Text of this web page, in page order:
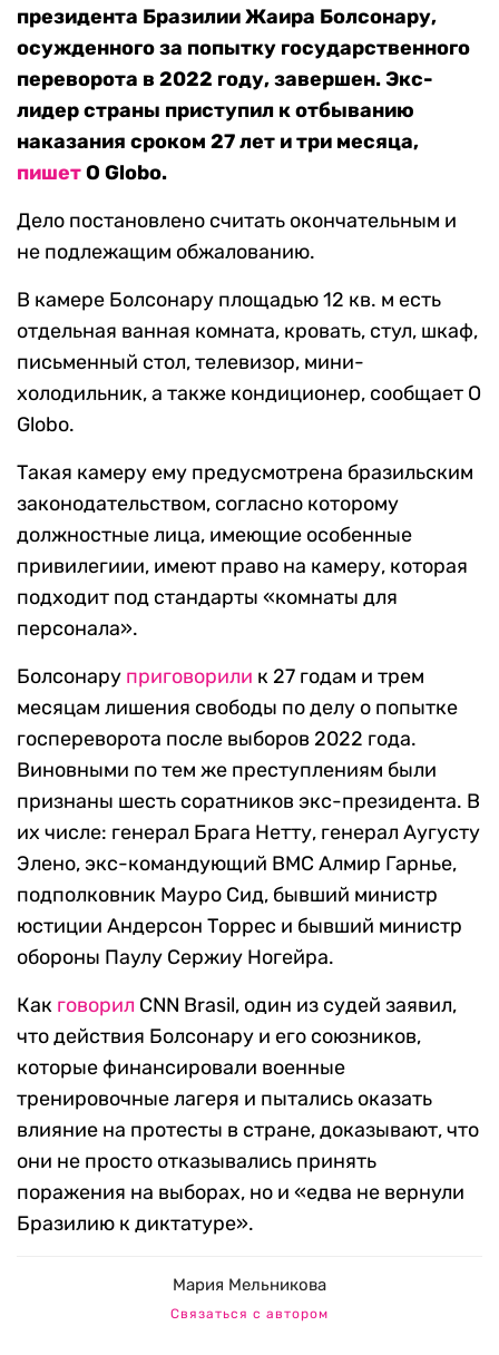
президента Бразилии Жаира Болсонару,
осужденного за попытку государственного
переворота в 2022 году, завершен. Экс-
лидер страны приступил к отбыванию
наказания сроком 27 лет и три месяца,
пишетO Globo.
Дело постановлено считать окончательным и
не подлежащим обжалованию.
В камере Болсонару площадью 12 кв. м есть
отдельная ванная комната, кровать, стул, шкаф,
письменный стол, телевизор, мини-
холодильник, а также кондиционер, сообщает O
Globo.
Такая камеру ему предусмотрена бразильским
законодательством, согласно которому
должностные лица, имеющие особенные
привилегиии, имеют право на камеру, которая
подходит под стандарты «комнаты для
персонала».
Болсонару приговорили к 27 годам и трем
месяцам лишения свободы по делу о попытке
госпереворота после выборов 2022 года.
Виновными по тем же преступлениям были
признаны шесть соратников экс-президента. В
их числе: генерал Брага Нетту, генерал Аугусту
Элено, экс-командующий ВМС Алмир Гарнье,
подполковник Мауро Сид, бывший министр
юстиции Андерсон Торрес и бывший министр
обороны Паулу Сержиу Ногейра.
Как говорил CNN Brasil, один из судей заявил,
что действия Болсонару и его союзников,
которые финансировали военные
тренировочные лагеря и пытались оказать
влияние на протесты в стране, доказывают, что
они не просто отказывались принять
поражения на выборах, но и «едва не вернули
Бразилию к диктатуре».
Мария Мельникова
Связаться с автором